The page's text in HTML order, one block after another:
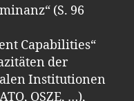
(S. 96
Capabilities“
der
Institutionen
OSZE, …),